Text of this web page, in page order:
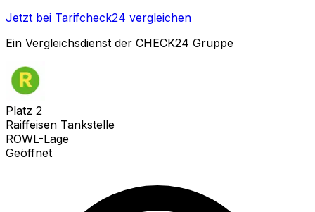
Jetzt bei Tarifcheck24 vergleichen
Ein Vergleichsdienst der CHECK24 Gruppe
Platz 2
Raiffeisen Tankstelle
ROWL-Lage
Geöffnet